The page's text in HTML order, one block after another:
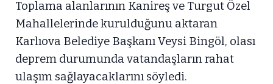
Toplama alanlarının Kanireş ve Turgut Özel
Mahallelerinde kurulduğunu aktaran
Karlıova Belediye Başkanı Veysi Bingöl, olası
deprem durumunda vatandaşların rahat
ulaşım sağlayacaklarını söyledi.